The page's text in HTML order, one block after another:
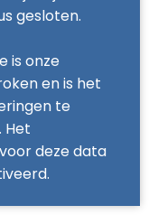
gesloten.
is onze
en is het
te
Het
deze data